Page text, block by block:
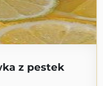
z pestek